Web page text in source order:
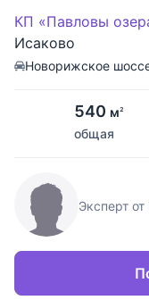
КП «Павловы
Исаково
Новорижское
540 м2
общая
Эксперт